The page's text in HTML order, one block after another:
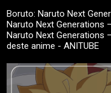
Boruto: Naruto Next
Naruto Next Generations
Naruto Next Generations
deste anime - ANITUBE